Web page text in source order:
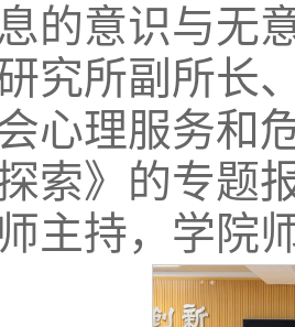
息的意识与无
究所副所长
心理服务和
索》的专题
主持，学院